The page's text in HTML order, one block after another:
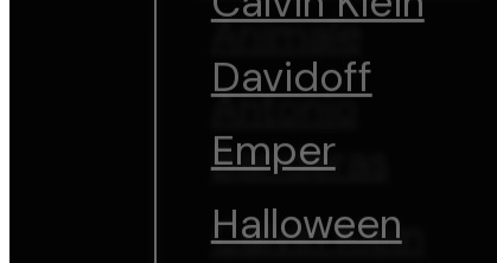
Animale
Antonio
Banderas
Calvin Klein
Davidoff
Emper
Halloween